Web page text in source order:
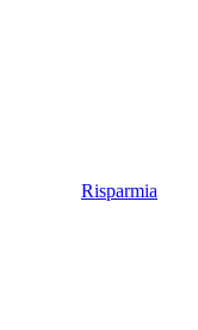
Risparmia